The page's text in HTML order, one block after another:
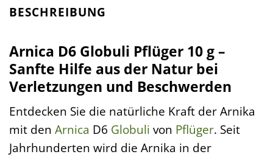
BESCHREIBUNG
Arnica D6 Globuli Pflüger 10 g –
Sanfte Hilfe aus der Natur bei
Verletzungen und Beschwerden
Entdecken Sie die natürliche Kraft der Arnika
mit den Arnica D6 Globuli von Pflüger. Seit
Jahrhunderten wird die Arnika in der